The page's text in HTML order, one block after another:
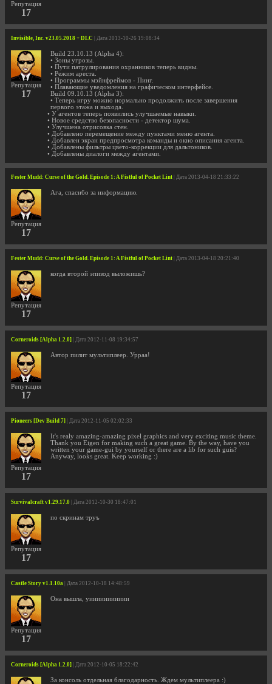
Репутация
17
Invisible, Inc. v23.05.2018 + DLC | Дата 2013-10-26 19:08:34
Репутация
17
Build 23.10.13 (Alpha 4):
• Зоны угрозы.
• Пути патрулирования охранников теперь видны.
• Режим ареста.
• Программы мэйнфреймов - Пинг.
• Плавающие уведомления на графическом интерфейсе.
Build 09.10.13 (Alpha 3):
• Теперь игру можно нормально продолжить после завершения
первого этажа и выхода.
• У агентов теперь появились улучшаемые навыки.
• Новое средство безопасности - детектор шума.
• Улучшена отрисовка стен.
• Добавлено перемещение между пунктами меню агента.
• Добавлен экран предпросмотра команды и окно описания агента.
• Добавлены фильтры цвето-коррекции для дальтоников.
• Добавлены диалоги между агентами.
Fester Mudd: Curse of the Gold. Episode 1: A Fistful of Pocket Lint | Дата 2013-04-18 21:33:22
Репутация
17
Ага, спасибо за информацию.
Fester Mudd: Curse of the Gold. Episode 1: A Fistful of Pocket Lint | Дата 2013-04-18 20:21:40
Репутация
17
когда второй эпизод выложишь?
Corneroids [Alpha 1.2.0] | Дата 2012-11-08 19:34:57
Репутация
17
Автор пилит мультиплеер. Урраа!
Pioneers [Dev Build 7] | Дата 2012-11-05 02:02:33
Репутация
17
It's realy amazing-amazing pixel graphics and very exciting music theme.
Thank you Eigen for making such a great game. By the way, have you
written your game-gui by yourself or there are a lib for such guis?
Anyway, looks great. Keep working :)
Survivalcraft v1.29.17.0 | Дата 2012-10-30 18:47:01
Репутация
17
по скринам труъ
Castle Story v1.1.10a | Дата 2012-10-18 14:48:59
Репутация
17
Она вышла, уиииииииииии
Corneroids [Alpha 1.2.0] | Дата 2012-10-05 18:22:42
За консоль отдельная благодарность. Ждем мультиплеера :)